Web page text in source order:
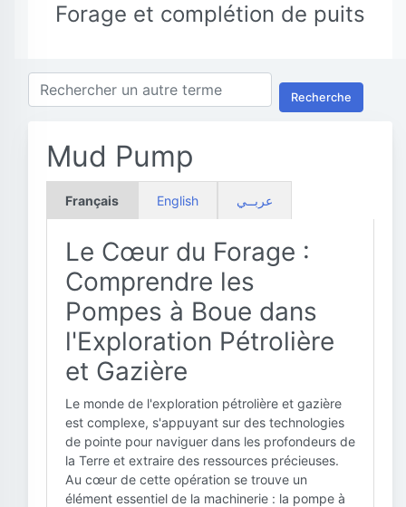
Forage et complétion de puits
Recherche
Mud Pump
Français English عربــي
Le Cœur du Forage :
Comprendre les
Pompes à Boue dans
l'Exploration Pétrolière
et Gazière
Le monde de l'exploration pétrolière et gazière
est complexe, s'appuyant sur des technologies
de pointe pour naviguer dans les profondeurs de
la Terre et extraire des ressources précieuses.
Au cœur de cette opération se trouve un
élément essentiel de la machinerie : la pompe à